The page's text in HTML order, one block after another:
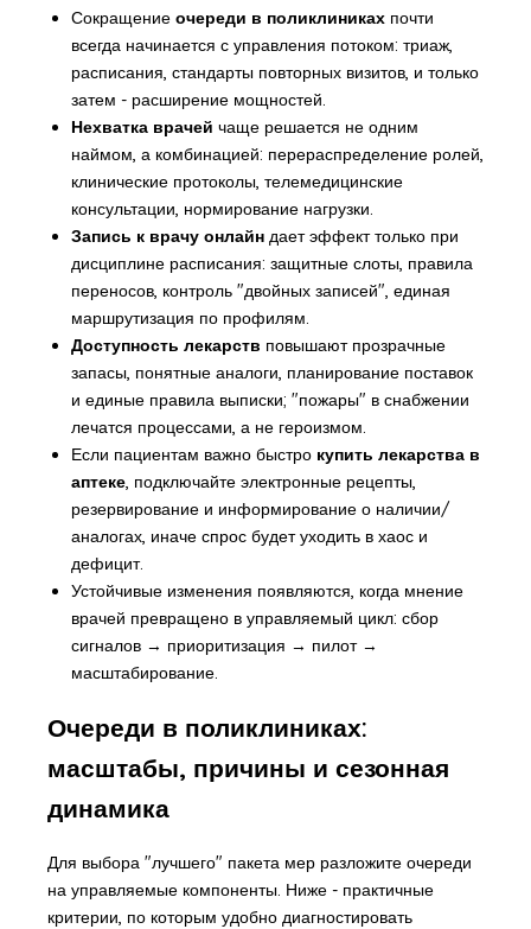
Сокращение очереди в поликлиникахпочти
всегда начинается с управления потоком: триаж,
расписания, стандарты повторных визитов, и только
затем - расширение мощностей.
Нехватка врачей чаще решается не одним
наймом, а комбинацией: перераспределение ролей,
клинические протоколы, телемедицинские
консультации, нормирование нагрузки.
Запись к врачу онлайндает эффект только при
дисциплине расписания: защитные слоты, правила
переносов, контроль "двойных записей", единая
маршрутизация по профилям.
Доступность лекарств повышают прозрачные
запасы, понятные аналоги, планирование поставок
и единые правила выписки; "пожары" в снабжении
лечатся процессами, а не героизмом.
Если пациентам важно быстро купить лекарства в
аптеке, подключайте электронные рецепты,
резервирование и информирование о наличии/
аналогах, иначе спрос будет уходить в хаос и
дефицит.
Устойчивые изменения появляются, когда мнение
врачей превращено в управляемый цикл: сбор
сигналов → приоритизация → пилот →
масштабирование.
Очереди в поликлиниках:
масштабы, причины и сезонная
динамика
Для выбора "лучшего" пакета мер разложите очереди
на управляемые компоненты. Ниже - практичные
критерии, по которым удобно диагностировать